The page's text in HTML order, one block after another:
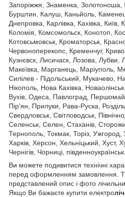
Запоріжжя, Знаменка, Золотоноша,
Бурштин, Калуш, Каньйоль,
Днепровка, Карлівка, Кахівка, Київ,
Коломія, Комсомольск, Конотоп,
Котовсьмовськ, Кроматорськ,
Червоноперекопс, Кременчуг,
Кузнєвск, Лисичаск, Лозова, Лубви,
Макеївка, Марганець, Маріуполь,
Силілев - Підольський, Мукачево,
Нікополь, Нова Кахівка,
Вухів, Одеса, Павлоград,
Пір'ян, Прилуки, Рава-Руска,
Свердловськ, Світловодськ,
Селенськ, Селен, Стаханів,
Тернополь, Токмак, Торіз,
Харків, Херсон, Хельніцький, Хуст,
Чернігів, Чорниці, південноукраїнськ.
Ви можете подивитися технічні
перед оформленням замовлення.
представлений опис і фото
Якщо Ви бажаєте купити електро